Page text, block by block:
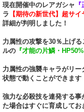
現在開催中のレアガシャ
ラ 【期待の新世代】超サ
詳細が判明しました！
力属性の攻撃を30％上げ
ルの 『才能の片鱗・
力属性の強襲キャラがリ
状態で動くことができます
強力な必殺技を連発する
た場合はすぐに育成してお